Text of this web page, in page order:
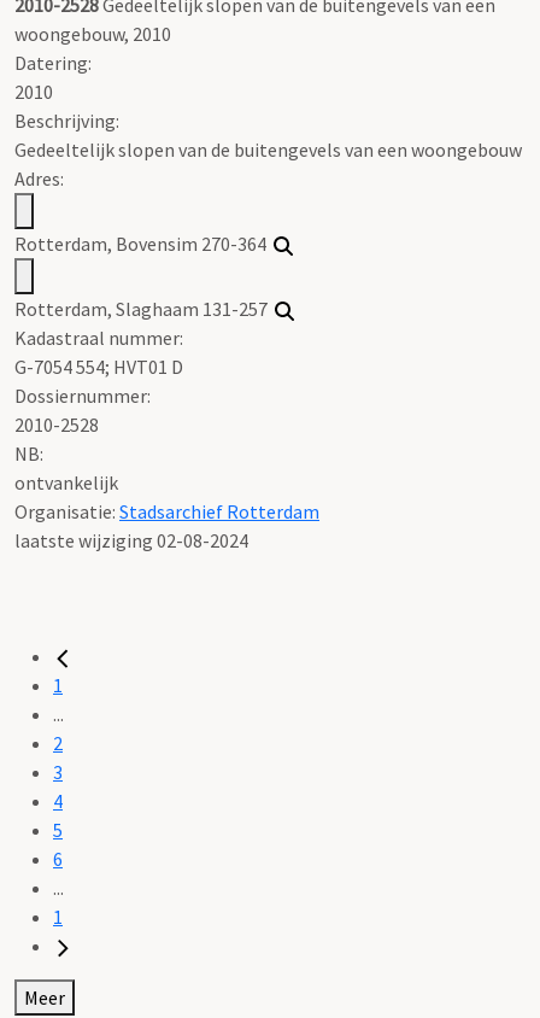
woongebouw, 2010
Datering:
2010
Beschrijving:
Gedeeltelijk slopen van de buitengevels van een woongebouw
Adres:
Rotterdam, Bovensim 270-364
Rotterdam, Slaghaam 131-257
Kadastraal nummer:
G-7054 554; HVT01 D
Dossiernummer:
2010-2528
NB:
ontvankelijk
Organisatie: Stadsarchief Rotterdam
laatste wijziging 02-08-2024
1
...
2
3
4
5
6
...
1
Meer